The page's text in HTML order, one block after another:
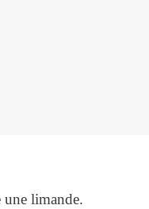
limande.